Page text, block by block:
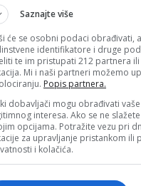
ovo sam morala podijeliti
Saznajte više
će se osobni podaci obrađivati,
identifikatore i druge
te im pristupati 212 partnera
Mi i naši partneri možemo
Popis partnera.
dobavljači mogu obrađivati
interesa. Ako se ne
opcijama. Potražite vezu pri
za upravljanje pristankom ili
i kolačića.